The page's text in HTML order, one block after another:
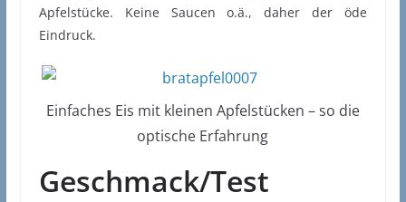
Apfelstücke. Keine Saucen o.ä., daher der öde
Eindruck.
Einfaches Eis mit kleinen Apfelstücken – so die
optische Erfahrung
Geschmack/Test